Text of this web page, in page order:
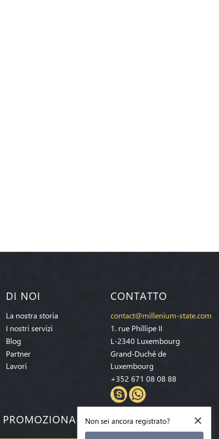
DI NOI
La nostra storia
I nostri servizi
Blog
Partner
Lavori
CONTATTO
contact@millenium-state.com
1. rue Phillipe II
L-2340 Luxembourg
Grand-Duché de
Luxembourg
+352 671 08 08 88
PROMOZIONALI! ×
Non sei ancora registrato?